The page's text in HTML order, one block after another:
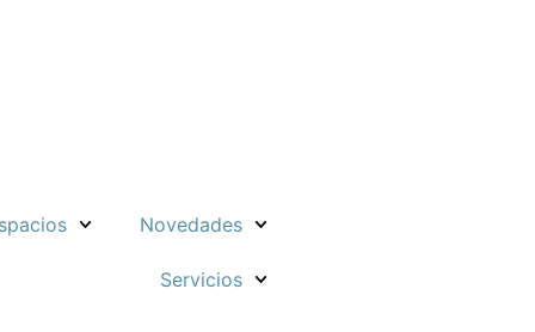
Novedades
Servicios